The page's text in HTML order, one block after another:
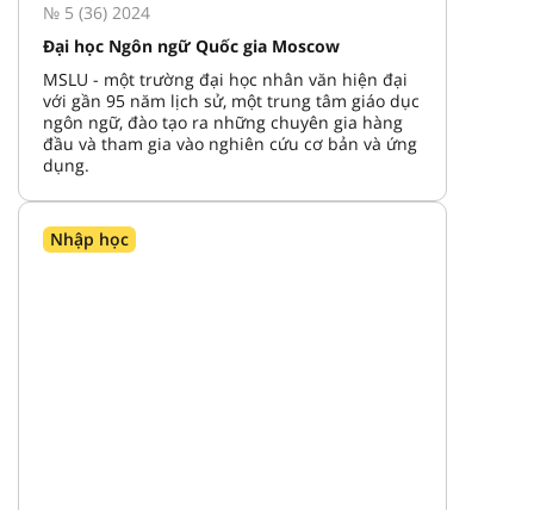
№ 5 (36) 2024
Đại học Ngôn ngữ Quốc gia Moscow
MSLU - một trường đại học nhân văn hiện đại
với gần 95 năm lịch sử, một trung tâm giáo dục
ngôn ngữ, đào tạo ra những chuyên gia hàng
đầu và tham gia vào nghiên cứu cơ bản và ứng
dụng.
Nhập học